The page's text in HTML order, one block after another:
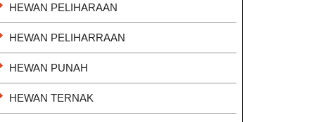
HEWAN PELIHARAAN
HEWAN PELIHARRAAN
HEWAN PUNAH
HEWAN TERNAK